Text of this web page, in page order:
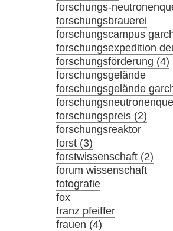
forschungs-
forschungsbrauerei
forschungscampus
forschungsexpedition
forschungsförderung (4)
forschungsgelände
forschungsgelände
forschungspreis (2)
forschungsreaktor
forst (3)
forstwissenschaft (2)
forum wissenschaft
fotografie
fox
franz pfeiffer
frauen (4)